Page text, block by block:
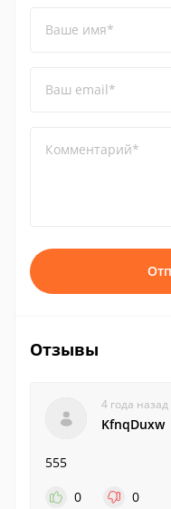
Ваше имя*
Ваш email*
Комментарий*
Отзывы
4 года назад
KfnqDuxw
555
0
0